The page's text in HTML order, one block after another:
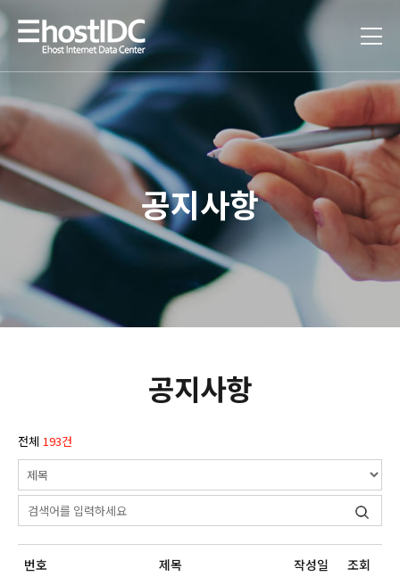
공지사항
공지사항
전체 193건
번호 제목 작성일 조회